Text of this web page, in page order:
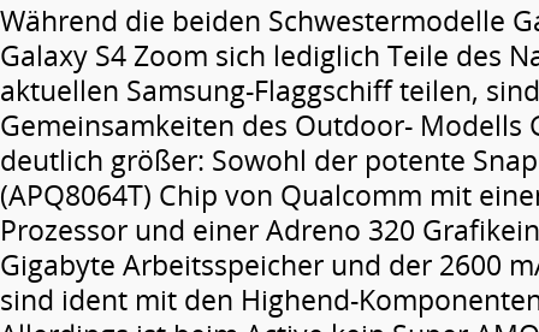
Während die beiden Schwestermodelle
Galaxy S4 Zoom sich lediglich Teile des
aktuellen Samsung-Flaggschiff teilen,
Gemeinsamkeiten des Outdoor- Modells
deutlich größer: Sowohl der potente
(APQ8064T) Chip von Qualcomm mit
Prozessor und einer Adreno 320
Gigabyte Arbeitsspeicher und der 2600
sind ident mit den Highend-